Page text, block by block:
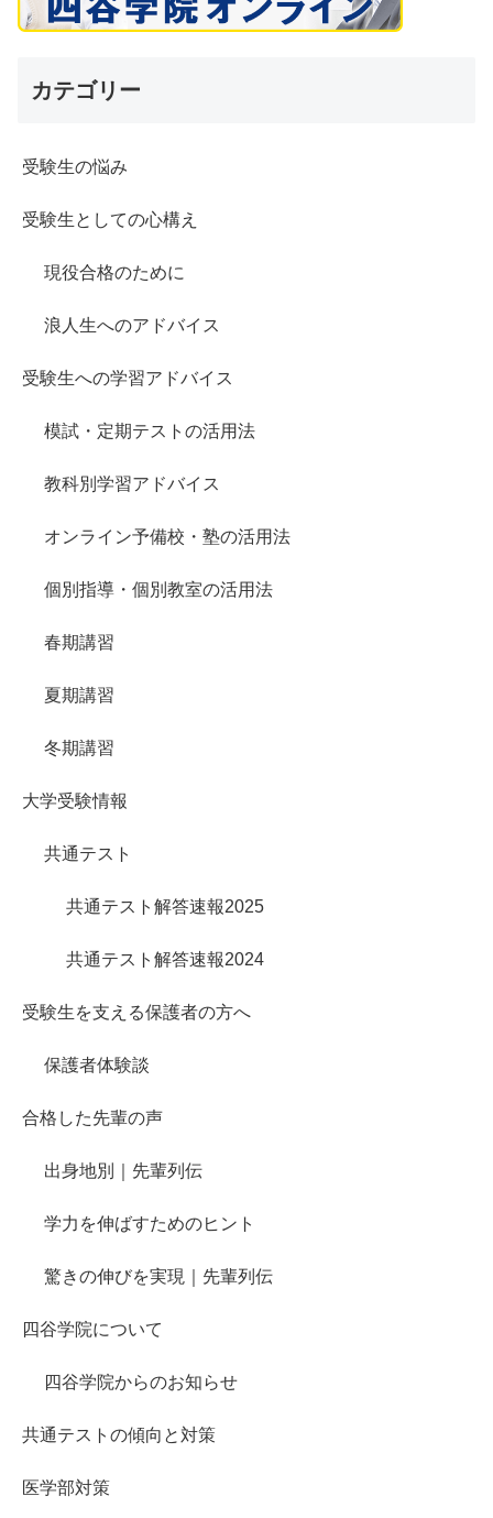
カテゴリー
受験生の悩み
受験生としての心構え
現役合格のために
浪人生へのアドバイス
受験生への学習アドバイス
模試・定期テストの活用法
教科別学習アドバイス
オンライン予備校・塾の活用法
個別指導・個別教室の活用法
春期講習
夏期講習
冬期講習
大学受験情報
共通テスト
共通テスト解答速報2025
共通テスト解答速報2024
受験生を支える保護者の方へ
保護者体験談
合格した先輩の声
出身地別｜先輩列伝
学力を伸ばすためのヒント
驚きの伸びを実現｜先輩列伝
四谷学院について
四谷学院からのお知らせ
共通テストの傾向と対策
医学部対策